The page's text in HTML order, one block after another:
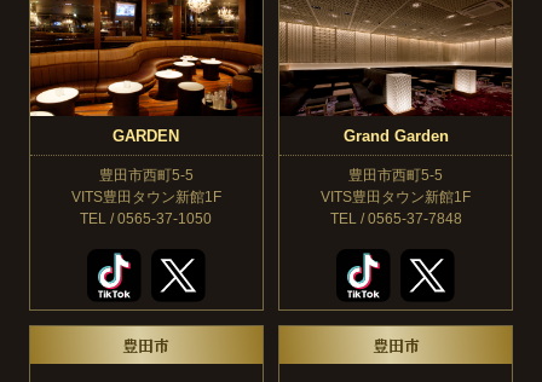
GARDEN
豊田市西町5-5
VITS豊田タウン新館1F
TEL / 0565-37-1050
Grand Garden
豊田市西町5-5
VITS豊田タウン新館1F
TEL / 0565-37-7848
豊田市 豊田市